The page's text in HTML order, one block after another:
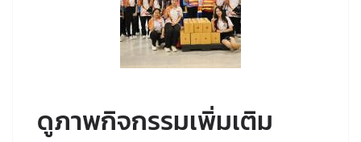
ดูภาพกิจกรรมเพิ่มเติม